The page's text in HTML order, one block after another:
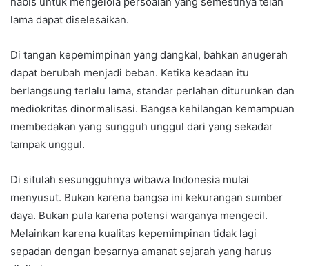
lama dapat diselesaikan.
Di tangan kepemimpinan yang dangkal, bahkan anugerah
dapat berubah menjadi beban. Ketika keadaan itu
berlangsung terlalu lama, standar perlahan diturunkan dan
mediokritas dinormalisasi. Bangsa kehilangan kemampuan
membedakan yang sungguh unggul dari yang sekadar
tampak unggul.
Di situlah sesungguhnya wibawa Indonesia mulai
menyusut. Bukan karena bangsa ini kekurangan sumber
daya. Bukan pula karena potensi warganya mengecil.
Melainkan karena kualitas kepemimpinan tidak lagi
sepadan dengan besarnya amanat sejarah yang harus